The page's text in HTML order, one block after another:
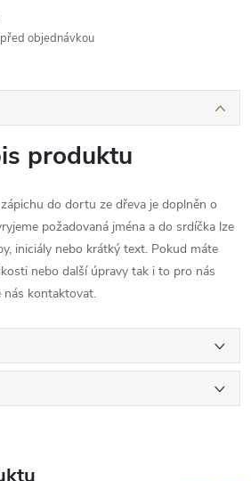
objednávkou
produktu
do dortu ze dřeva je doplněn o
požadovaná jména a do srdíčka lze
iniciály nebo krátký text. Pokud máte
nebo další úpravy tak i to pro nás
nás kontaktovat.